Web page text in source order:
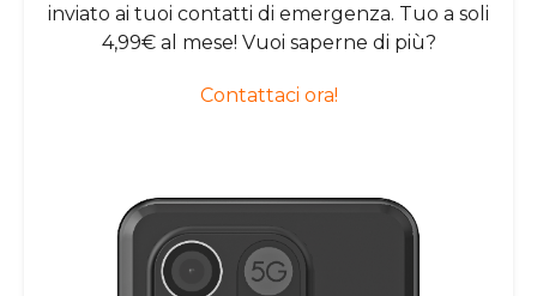
inviato ai tuoi contatti di emergenza. Tuo a soli
4,99€ al mese! Vuoi saperne di più?
Contattaci ora!